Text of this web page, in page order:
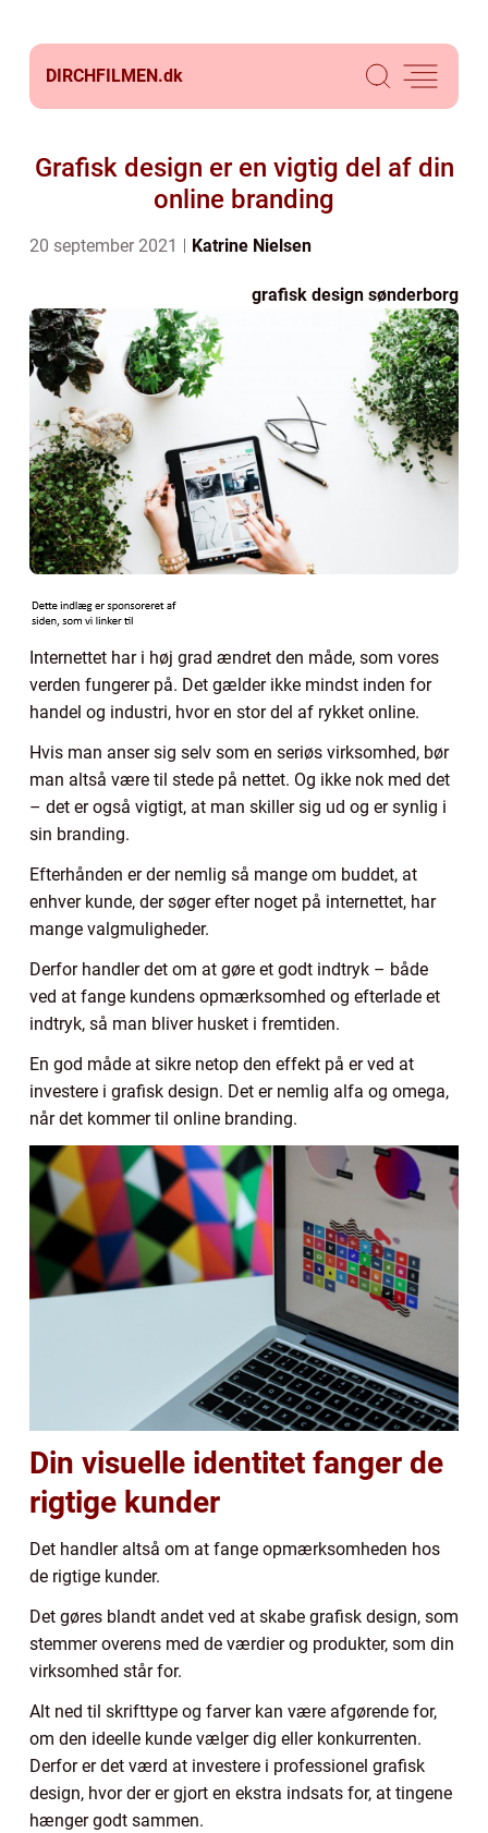
DIRCHFILMEN.dk
Grafisk design er en vigtig del af din
online branding
20 september 2021 Katrine Nielsen
grafisk design sønderborg
Internettet har i høj grad ændret den måde, som vores
verden fungerer på. Det gælder ikke mindst inden for
handel og industri, hvor en stor del af rykket online.
Hvis man anser sig selv som en seriøs virksomhed, bør
man altså være til stede på nettet. Og ikke nok med det
– det er også vigtigt, at man skiller sig ud og er synlig i
sin branding.
Efterhånden er der nemlig så mange om buddet, at
enhver kunde, der søger efter noget på internettet, har
mange valgmuligheder.
Derfor handler det om at gøre et godt indtryk – både
ved at fange kundens opmærksomhed og efterlade et
indtryk, så man bliver husket i fremtiden.
En god måde at sikre netop den effekt på er ved at
investere i grafisk design. Det er nemlig alfa og omega,
når det kommer til online branding.
Din visuelle identitet fanger de
rigtige kunder
Det handler altså om at fange opmærksomheden hos
de rigtige kunder.
Det gøres blandt andet ved at skabe grafisk design, som
stemmer overens med de værdier og produkter, som din
virksomhed står for.
Alt ned til skrifttype og farver kan være afgørende for,
om den ideelle kunde vælger dig eller konkurrenten.
Derfor er det værd at investere i professionel grafisk
design, hvor der er gjort en ekstra indsats for, at tingene
hænger godt sammen.